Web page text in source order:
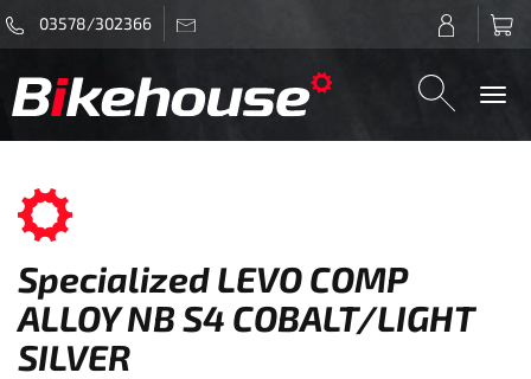
03578/302366
Specialized LEVO COMP
ALLOY NB S4 COBALT/LIGHT
SILVER